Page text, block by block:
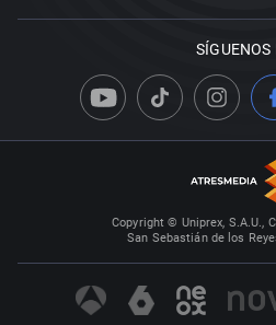
SÍGUENOS
Copyright © Uniprex, S.A.U.,
San Sebastián de los